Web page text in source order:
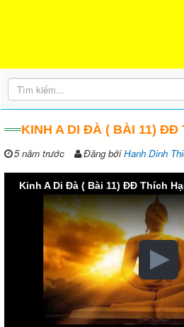
KINH A DI ĐÀ ( BÀI 11) ĐĐ
5 năm trước Đăng bởiHanh Dinh